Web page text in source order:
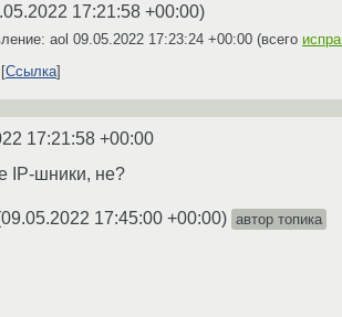
17:21:58 +00:00)
aol 09.05.2022 17:23:24 +00:00 (всего
Ссылка
17:21:58 +00:00
IP-шники, не?
09.05.2022 17:45:00 +00:00) автор топика